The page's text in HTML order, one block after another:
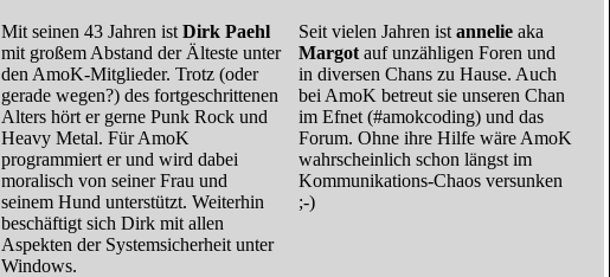
Mit seinen 43 Jahren ist Dirk Paehl
mit großem Abstand der Älteste unter
den AmoK-Mitglieder. Trotz (oder
gerade wegen?) des fortgeschrittenen
Alters hört er gerne Punk Rock und
Heavy Metal. Für AmoK
programmiert er und wird dabei
moralisch von seiner Frau und
seinem Hund unterstützt. Weiterhin
beschäftigt sich Dirk mit allen
Aspekten der Systemsicherheit unter
Windows.
Seit vielen Jahren ist annelieaka
Margotauf unzähligen Foren und
in diversen Chans zu Hause. Auch
bei AmoK betreut sie unseren Chan
im Efnet (#amokcoding) und das
Forum. Ohne ihre Hilfe wäre AmoK
wahrscheinlich schon längst im
Kommunikations-Chaos versunken
;-)